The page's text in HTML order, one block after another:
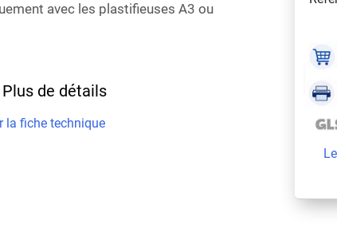
avec les plastifieuses A3 ou
Plus de détails
la fiche technique